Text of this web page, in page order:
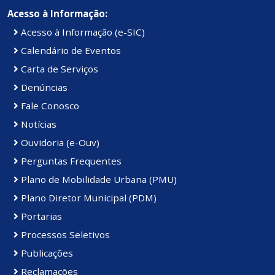
Acesso à Informação:
Acesso à Informação (e-SIC)
Calendário de Eventos
Carta de Serviços
Denúncias
Fale Conosco
Notícias
Ouvidoria (e-Ouv)
Perguntas Frequentes
Plano de Mobilidade Urbana (PMU)
Plano Diretor Municipal (PDM)
Portarias
Processos Seletivos
Publicações
Reclamações